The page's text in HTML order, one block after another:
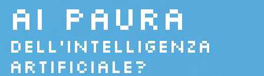
AI paura
dell'intelligenza
artificiale?